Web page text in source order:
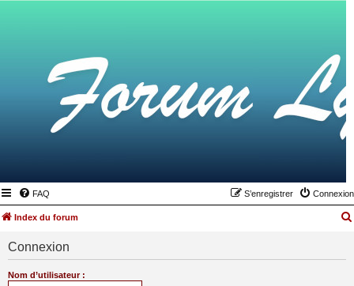
FAQ Connexion
S’enregistrer
Index du forum
Connexion
Nom d’utilisateur :